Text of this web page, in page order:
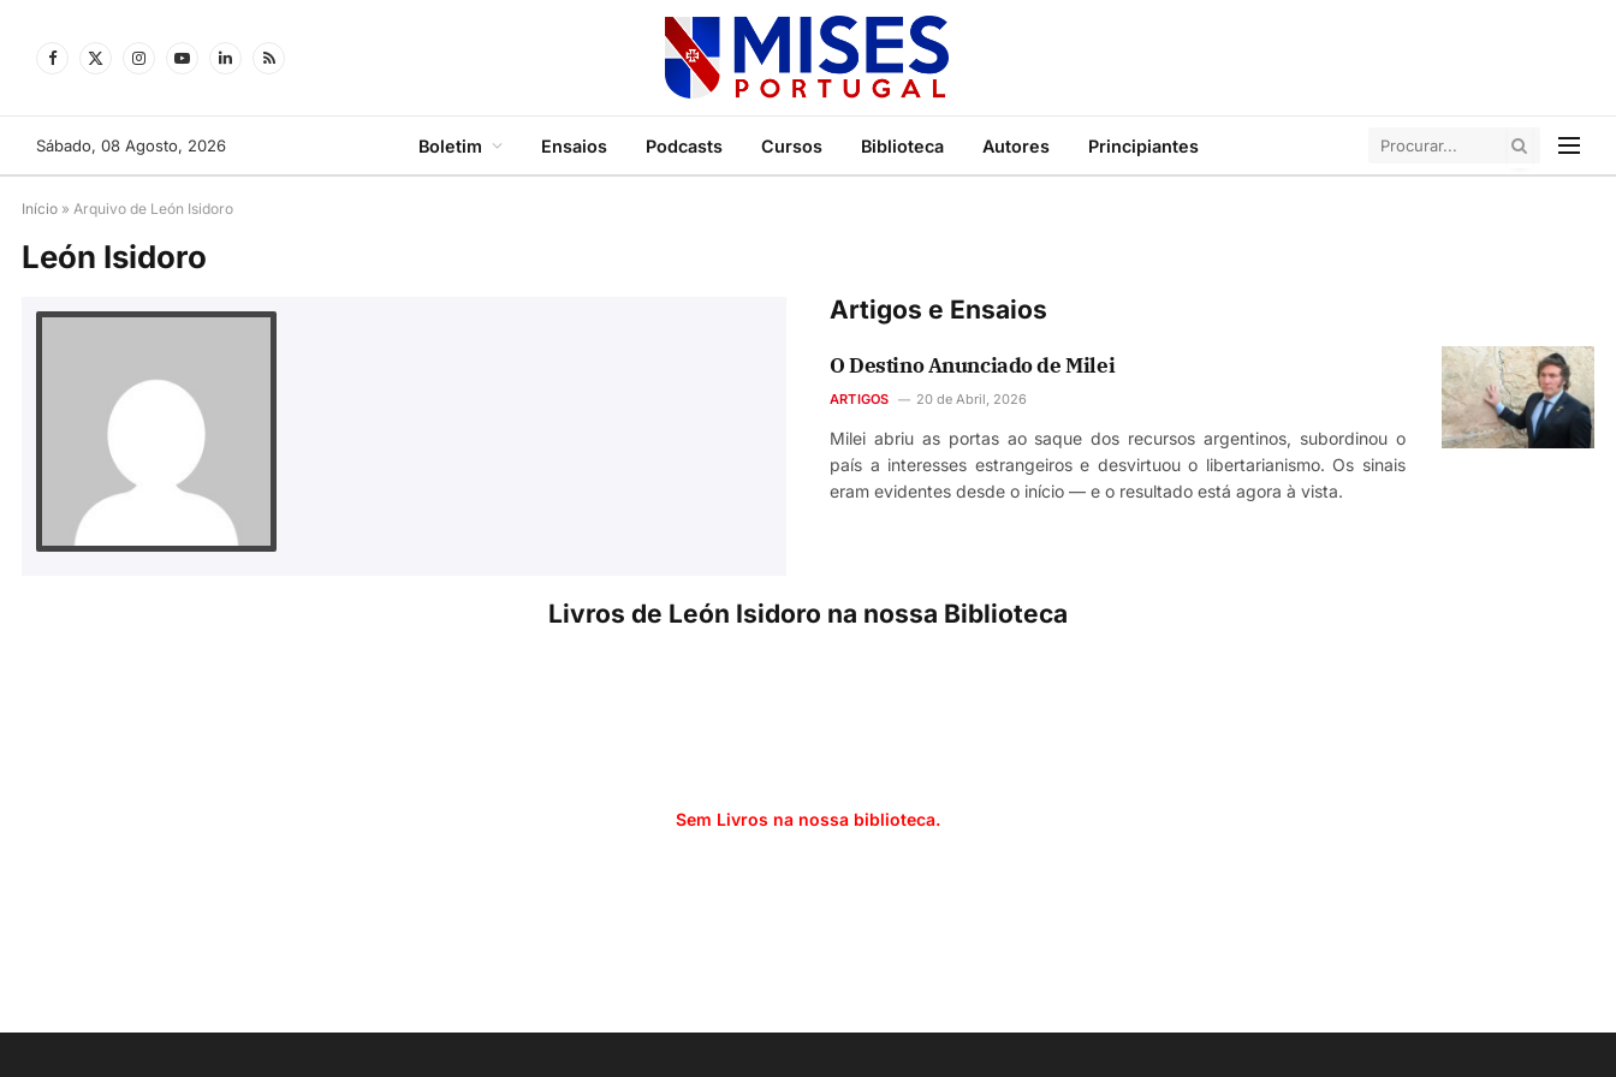
Facebook
X
InstagramYouTubeLinkedInRSS
Sábado, 08 Agosto, 2026 Boletim Ensaios Podcasts Cursos Biblioteca Autores Principiantes
Início » Arquivo de León Isidoro
León Isidoro
Artigos e Ensaios
O Destino Anunciado de Milei
ARTIGOS 20 de Abril, 2026
Milei abriu as portas ao saque dos recursos argentinos, subordinou o
país a interesses estrangeiros e desvirtuou o libertarianismo. Os sinais
eram evidentes desde o início — e o resultado está agora à vista.
Livros de León Isidoro na nossa Biblioteca
Sem Livros na nossa biblioteca.